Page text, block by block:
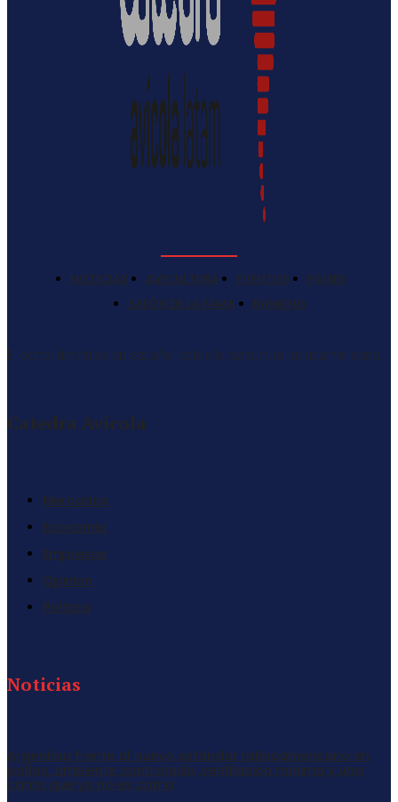
NOTICIAS AVICULTURA EVENTOS
PAISES
SALÓN DE LA FAMA
RANKING
El portal definitivo en español sobre la avicultura latinoamericana
Catedra Avícola
Mercados
Economia
Empresas
Opinion
Politica
Noticias
Argentina frente al nuevo estándar latinoamericano en
pollos: ambiente controlado, ventilación mínima y una
cama que ya no es cama